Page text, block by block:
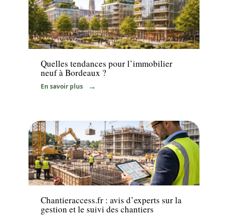
Immo
Quelles tendances pour l’immobilier
neuf à Bordeaux ?
En savoir plus
Travaux
Chantieraccess.fr : avis d’experts sur la
gestion et le suivi des chantiers